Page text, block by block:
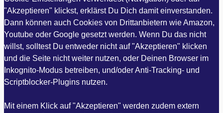
"Akzeptieren" klickst, erklärst Du Dich damit einverstanden.
Dann können auch Cookies von Drittanbietern wie Amazon,
Youtube oder Google gesetzt werden. Wenn Du das nicht
willst, solltest Du entweder nicht auf "Akzeptieren" klicken
und die Seite nicht weiter nutzen, oder Deinen Browser im
Inkognito-Modus betreiben, und/oder Anti-Tracking- und
Scriptblocker-Plugins nutzen.
Mit einem Klick auf "Akzeptieren" werden zudem extern